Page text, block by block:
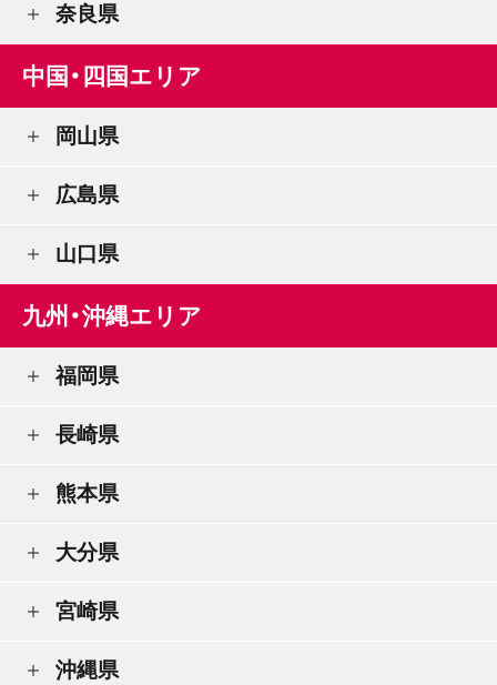
奈良県
中国・四国エリア
岡山県
広島県
山口県
九州・沖縄エリア
福岡県
長崎県
熊本県
大分県
宮崎県
沖縄県